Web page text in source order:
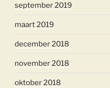
september 2019
maart 2019
december 2018
november 2018
oktober 2018